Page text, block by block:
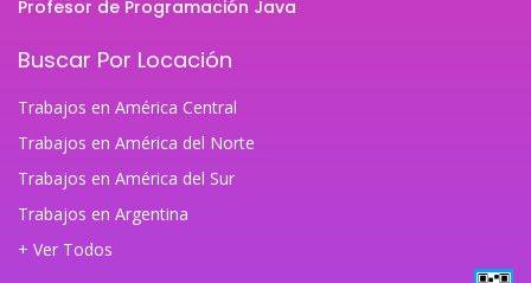
Profesor de Programación Java
Buscar Por Locación
Trabajos en América Central
Trabajos en América del Norte
Trabajos en América del Sur
Trabajos en Argentina
+ Ver Todos